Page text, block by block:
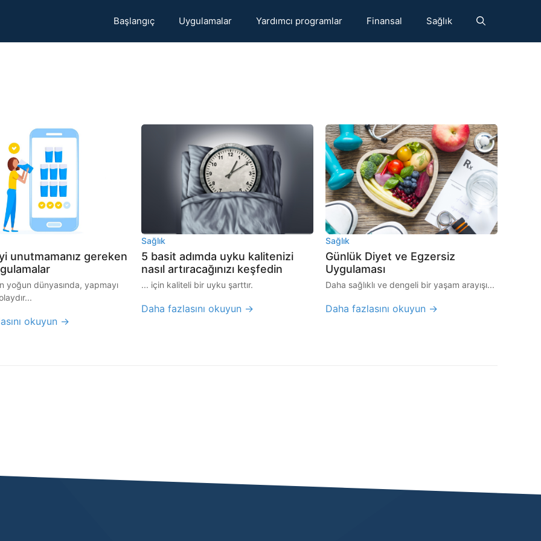
Başlangıç Uygulamalar Yardımcı programlar Finansal Sağlık
unutmamanız gereken
yoğun dünyasında, yapmayı
okuyun →
Sağlık
5 basit adımda uyku kalitenizi
nasıl artıracağınızı keşfedin
... için kaliteli bir uyku şarttır.
Daha fazlasını okuyun →
Sağlık
Günlük Diyet ve Egzersiz
Uygulaması
Daha sağlıklı ve dengeli bir yaşam arayışı...
Daha fazlasını okuyun →